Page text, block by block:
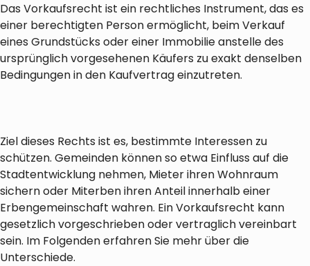
Das Vorkaufsrecht ist ein rechtliches Instrument, das es
einer berechtigten Person ermöglicht, beim Verkauf
eines Grundstücks oder einer Immobilie anstelle des
ursprünglich vorgesehenen Käufers zu exakt denselben
Bedingungen in den Kaufvertrag einzutreten.
Ziel dieses Rechts ist es, bestimmte Interessen zu
schützen. Gemeinden können so etwa Einfluss auf die
Stadtentwicklung nehmen, Mieter ihren Wohnraum
sichern oder Miterben ihren Anteil innerhalb einer
Erbengemeinschaft wahren. Ein Vorkaufsrecht kann
gesetzlich vorgeschrieben oder vertraglich vereinbart
sein. Im Folgenden erfahren Sie mehr über die
Unterschiede.